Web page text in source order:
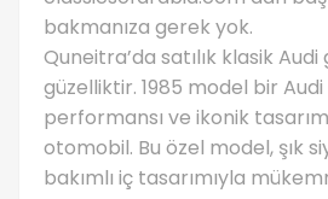
bakmanıza gerek yok.
Quneitra’da satılık klasik
güzelliktir. 1985 model bir
performansı ve ikonik
otomobil. Bu özel model, şık
bakımlı iç tasarımıyla